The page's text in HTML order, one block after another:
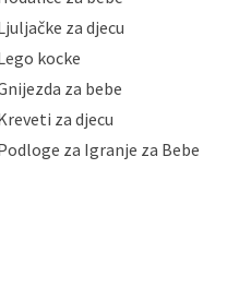
omogućava pristup i
samo onim svojim
potrebni radi provedbe
zakonima. Napominjemo
potpunosti ili djelomice,
obrade Vaših osobnih
podnijeti poštom na
na adresu:
za djecu
kocke
za bebe
za djecu
za Igranje za Bebe